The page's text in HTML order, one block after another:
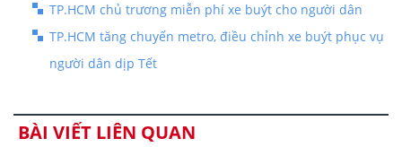
TP.HCM chủ trương miễn phí xe buýt cho người dân
TP.HCM tăng chuyến metro, điều chỉnh xe buýt phục vụ
người dân dịp Tết
BÀI VIẾT LIÊN QUAN